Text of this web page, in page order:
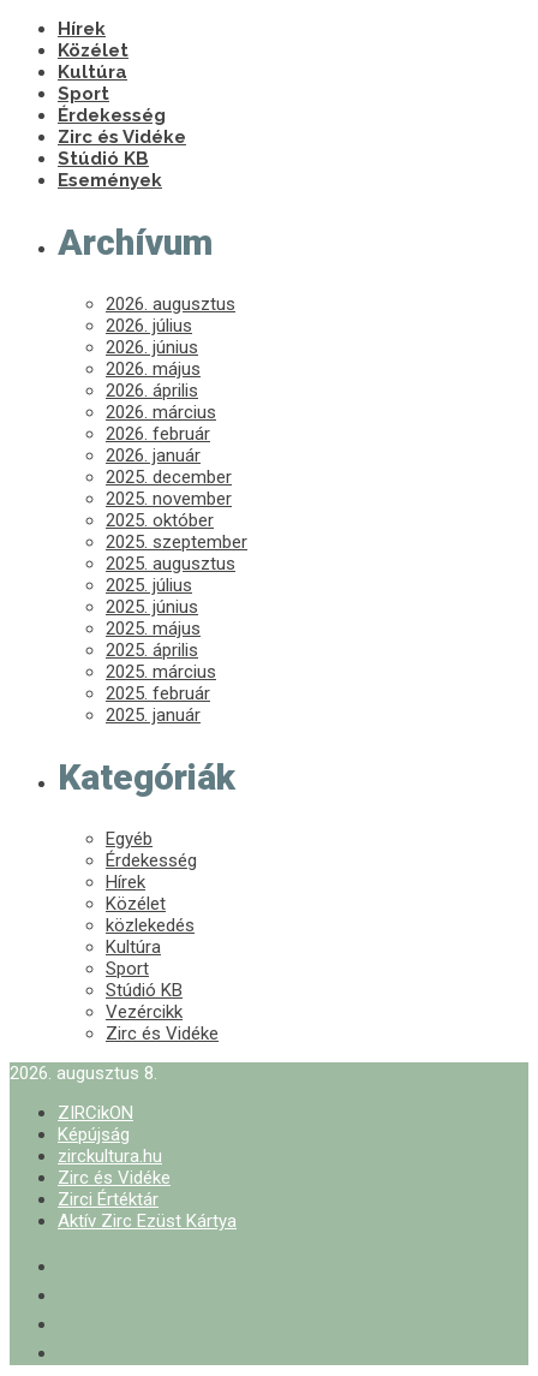
Hírek
Közélet
Kultúra
Sport
Érdekesség
Zirc és Vidéke
Stúdió KB
Események
Archívum
2026. augusztus
2026. július
2026. június
2026. május
2026. április
2026. március
2026. február
2026. január
2025. december
2025. november
2025. október
2025. szeptember
2025. augusztus
2025. július
2025. június
2025. május
2025. április
2025. március
2025. február
2025. január
Kategóriák
Egyéb
Érdekesség
Hírek
Közélet
közlekedés
Kultúra
Sport
Stúdió KB
Vezércikk
Zirc és Vidéke
2026. augusztus 8.
ZIRCikON
Képújság
zirckultura.hu
Zirc és Vidéke
Zirci Értéktár
Aktív Zirc Ezüst Kártya